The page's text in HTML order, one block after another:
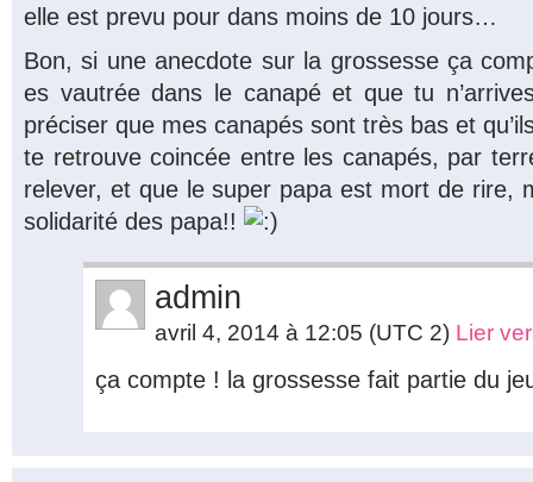
elle est prevu pour dans moins de 10 jours…
Bon, si une anecdote sur la grossesse ça
es vautrée dans le canapé et que tu
préciser que mes canapés sont très bas et
te retrouve coincée entre les canapés, par
relever, et que le super papa est mort de rire,
solidarité des papa!!
admin
avril 4, 2014 à 12:05 (UTC 2) Lier
ça compte ! la grossesse fait partie du